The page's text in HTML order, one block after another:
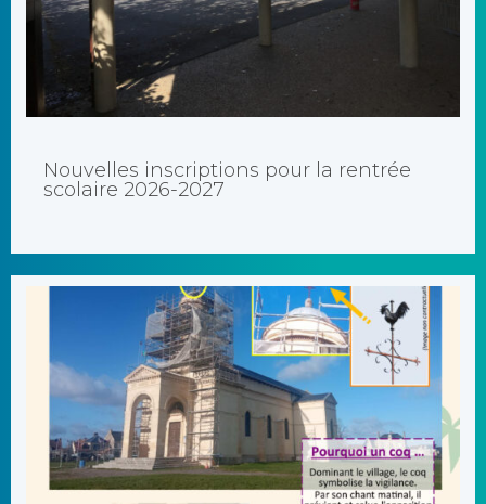
Nouveaux arrivants et entrée en Petite Section (enfants nés en
Nouvelles inscriptions pour la rentrée
scolaire 2026-2027